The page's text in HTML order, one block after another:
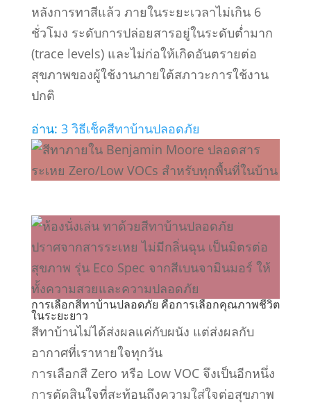
หลังการทาสีแล้ว ภายในระยะเวลาไม่เกิน 6
ชั่วโมง ระดับการปล่อยสารอยู่ในระดับต่ำมาก
(trace levels) และไม่ก่อให้เกิดอันตรายต่อ
สุขภาพของผู้ใช้งานภายใต้สภาวะการใช้งาน
ปกติ
อ่าน: 3 วิธีเช็คสีทาบ้านปลอดภัย
การเลือกสีทาบ้านปลอดภัย คือการเลือกคุณภาพชีวิต
ในระยะยาว
สีทาบ้านไม่ได้ส่งผลแค่กับผนัง แต่ส่งผลกับ
อากาศที่เราหายใจทุกวัน
การเลือกสี Zero หรือ Low VOC จึงเป็นอีกหนึ่ง
การตัดสินใจที่สะท้อนถึงความใส่ใจต่อสุขภาพ